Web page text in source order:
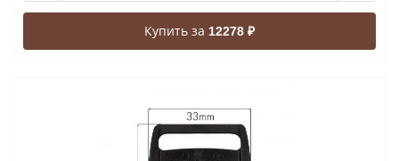
Купить за 12278 ₽